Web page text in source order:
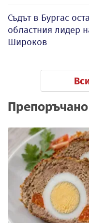
Съдът в Бургас
областния лидер
Широков
Препоръчано